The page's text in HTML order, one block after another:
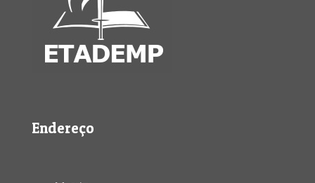
Endereço